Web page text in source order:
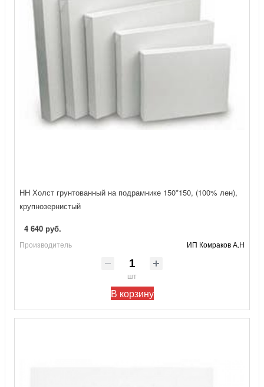
НН Холст грунтованный на подрамнике 150*150, (100% лен),
крупнозернистый
4 640 руб.
Производитель ИП Комраков А.Н
шт
В корзину